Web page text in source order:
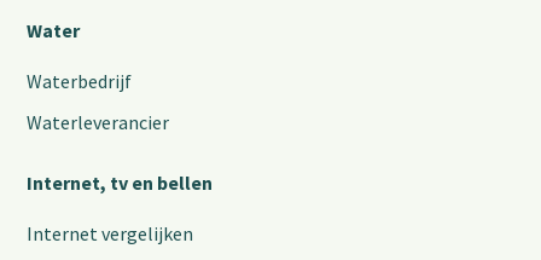
Water
Waterbedrijf
Waterleverancier
Internet, tv en bellen
Internet vergelijken